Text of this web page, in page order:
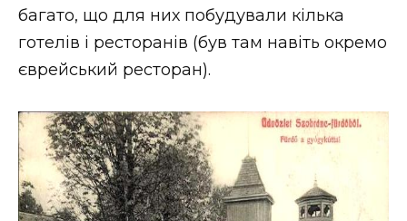
багато, що для них побудували кілька
готелів і ресторанів (був там навіть окремо
єврейський ресторан).